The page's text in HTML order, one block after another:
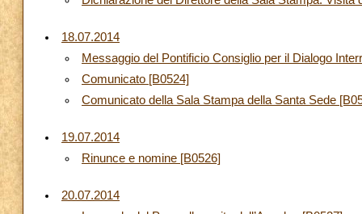
18.07.2014
Messaggio del Pontificio Consiglio per il Dialogo
Comunicato [B0524]
Comunicato della Sala Stampa della Santa Sede
19.07.2014
Rinunce e nomine [B0526]
20.07.2014